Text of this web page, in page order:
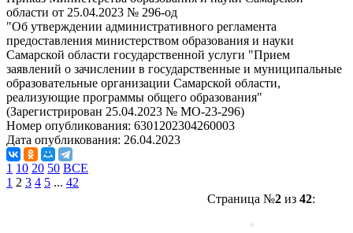
области от 25.04.2023 № 296-од
"Об утверждении административного регламента
предоставления министерством образования и науки
Самарской области государственной услуги "Прием
заявлений о зачислении в государственные и муниципальные
образовательные организации Самарской области,
реализующие программы общего образования"
(Зарегистрирован 25.04.2023 № МО-23-296)
Номер опубликования: 6301202304260003
Дата опубликования: 26.04.2023
1 10 20 50 ВСЕ
1 2 3 4 5 ... 42
Страница №2из 42: